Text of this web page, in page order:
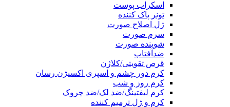
اسکراب پوست
تونر پاک کننده
ژل اصلاح صورت
سرم صورت
شوینده صورت
ضدآفتاب
قرص تقویتی/کلاژن
کرم دور چشم و اسپری اکسیژن رسان
کرم روز و شب
کرم لیفتینگ/ضد لک/ضد چروک
کرم و ژل ترمیم کننده